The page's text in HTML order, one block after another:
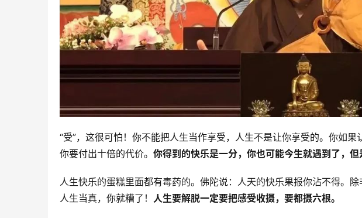
“受”，这很可怕！你不能把人生当作享受，人生不是让你享受的。你如
你要付出〸倍的代价。 你得到的快乐是一分，你也可能今生就遇到了，但
人生快乐的蛋糕里面都有毒药的。佛陀说：人天的快乐果报你沾不得。
人生当真，你就糟了！ 人生要解脱一定要把感受收摄，要都摄六根。